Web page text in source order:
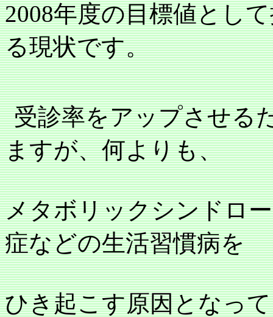
2008年度の目標値とし
る現状です。
受診率をアップさせる
ますが、何よりも、
メタボリックシンドロ
症などの生活習慣病を
ひき起こす原因となっ